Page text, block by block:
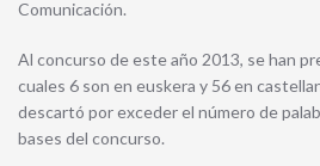
Comunicación.
Al concurso de este año 2013, se han
cuales 6 son en euskera y 56 en
descartó por exceder el número de
bases del concurso.